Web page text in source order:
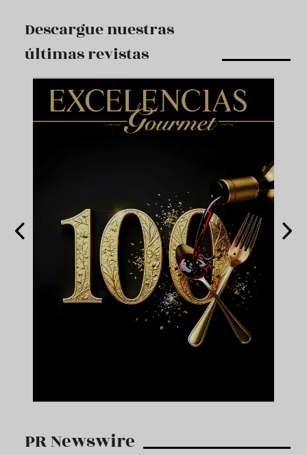
Descargue nuestras
últimas revistas
PR Newswire